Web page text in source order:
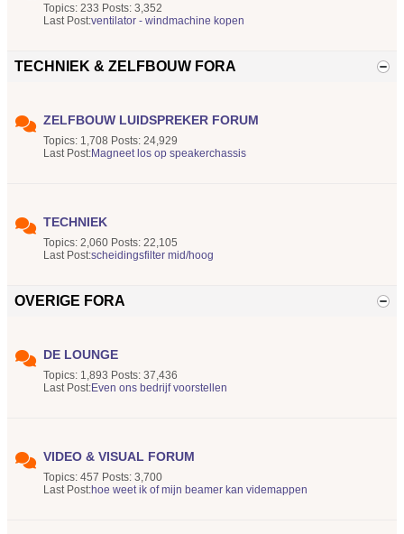
Topics: 233 Posts: 3,352
Last Post:ventilator - windmachine kopen
TECHNIEK & ZELFBOUW FORA
ZELFBOUW LUIDSPREKER FORUM
Topics: 1,708 Posts: 24,929
Last Post:Magneet los op speakerchassis
TECHNIEK
Topics: 2,060 Posts: 22,105
Last Post:scheidingsfilter mid/hoog
OVERIGE FORA
DE LOUNGE
Topics: 1,893 Posts: 37,436
Last Post:Even ons bedrijf voorstellen
VIDEO & VISUAL FORUM
Topics: 457 Posts: 3,700
Last Post:hoe weet ik of mijn beamer kan videmappen